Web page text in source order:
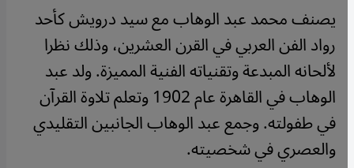
يصنف محمد عبد الوهاب مع سيد درويش كأحد
رواد الفن العربي في القرن العشرين، وذلك نظرا
لألحانه المبدعة وتقنياته الفنية المميزة. ولد عبد
الوهاب في القاهرة عام 1902 وتعلم تلاوة القرآن
في طفولته. وجمع عبد الوهاب الجانبين التقليدي
والعصري في شخصيته.